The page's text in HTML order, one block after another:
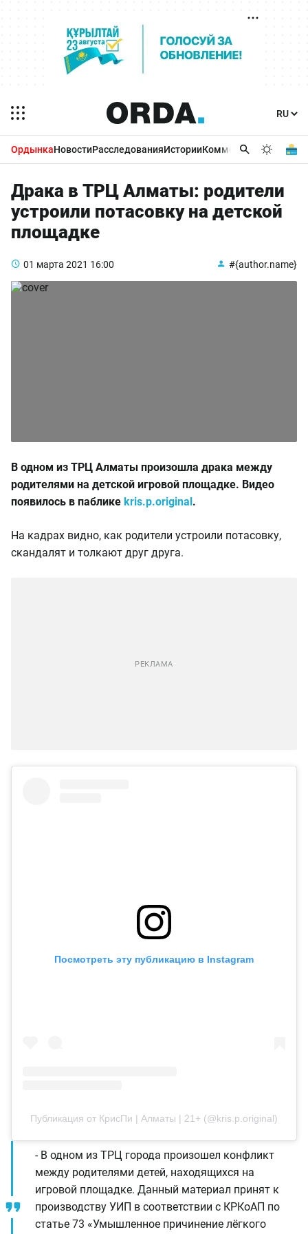
ОрдынкаНовостиРасследованияИсторииКомментарииБизнес
Драка в ТРЦ Алматы: родители
устроили потасовку на детской
площадке
01 марта 2021 16:00 #{author.name}
В одном из ТРЦ Алматы произошла драка между
родителями на детской игровой площадке. Видео
появилось в паблике kris.p.original.
На кадрах видно, как родители устроили потасовку,
скандалят и толкают друг друга.
Посмотреть эту публикацию в Instagram
Публикация от КрисПи | Алматы | 21+ (@kris.p.original)
- В одном из ТРЦ города произошел конфликт
между родителями детей, находящихся на
игровой площадке. Данный материал принят к
производству УИП в соответствии с КРКоАП по
статье 73 «Умышленное причинение лёгкого